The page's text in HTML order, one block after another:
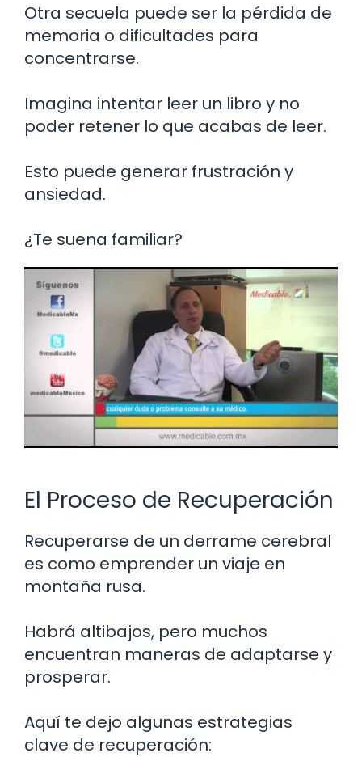
Otra secuela puede ser la pérdida de
memoria o dificultades para
concentrarse.
Imagina intentar leer un libro y no
poder retener lo que acabas de leer.
Esto puede generar frustración y
ansiedad.
¿Te suena familiar?
El Proceso de Recuperación
Recuperarse de un derrame cerebral
es como emprender un viaje en
montaña rusa.
Habrá altibajos, pero muchos
encuentran maneras de adaptarse y
prosperar.
Aquí te dejo algunas estrategias
clave de recuperación: